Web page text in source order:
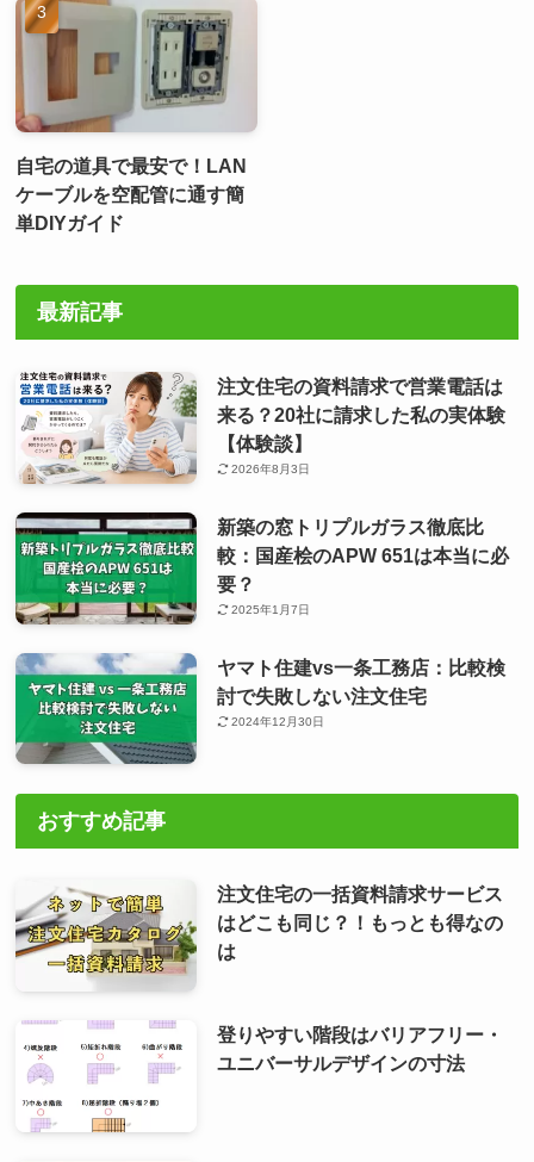
自宅の道具で最安で！LAN
ケーブルを空配管に通す簡
単DIYガイド
最新記事
注文住宅の資料請求で営業電話は
来る？20社に請求した私の実体験
【体験談】
2026年8月3日
新築の窓トリプルガラス徹底比
較：国産桧のAPW 651は本当に必
要？
2025年1月7日
ヤマト住建vs一条工務店：比較検
討で失敗しない注文住宅
2024年12月30日
おすすめ記事
注文住宅の一括資料請求サービス
はどこも同じ？！もっとも得なの
は
登りやすい階段はバリアフリー・
ユニバーサルデザインの寸法